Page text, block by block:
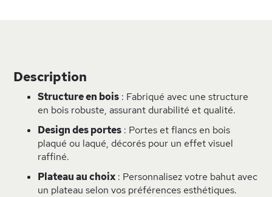
Description
Structure en bois : Fabriqué avec une structure
en bois robuste, assurant durabilité et qualité.
Design des portes : Portes et flancs en bois
plaqué ou laqué, décorés pour un effet visuel
raffiné.
Plateau au choix : Personnalisez votre bahut avec
un plateau selon vos préférences esthétiques.